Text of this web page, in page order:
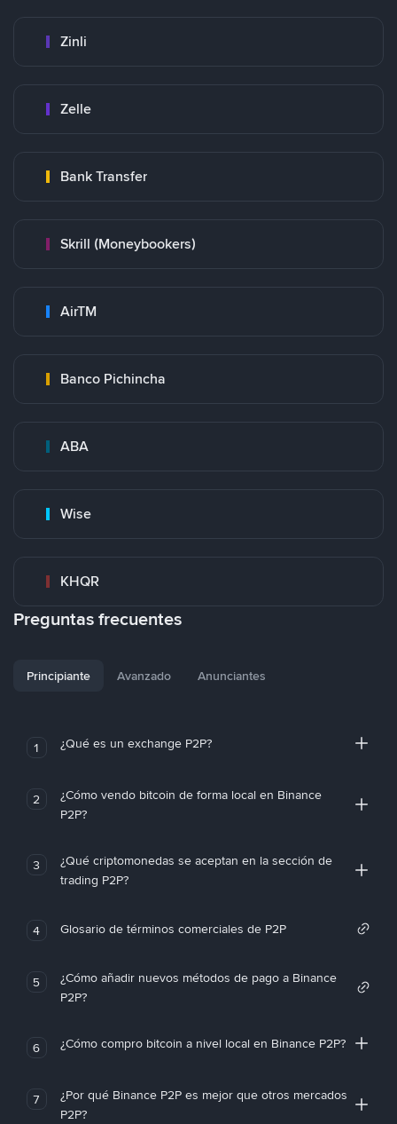
Zinli
Zelle
Bank Transfer
Skrill (Moneybookers)
AirTM
Banco Pichincha
ABA
Wise
KHQR
Preguntas frecuentes
Principiante Avanzado Anunciantes
1 ¿Qué es un exchange P2P?
2
¿Cómo vendo bitcoin de forma local en Binance
P2P?
3
¿Qué criptomonedas se aceptan en la sección de
trading P2P?
4 Glosario de términos comerciales de P2P
5
¿Cómo añadir nuevos métodos de pago a Binance
P2P?
6 ¿Cómo compro bitcoin a nivel local en Binance P2P?
7
¿Por qué Binance P2P es mejor que otros mercados
P2P?